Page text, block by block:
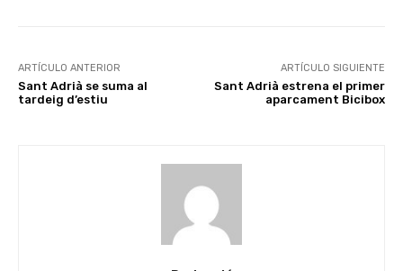
ARTÍCULO ANTERIOR
Sant Adrià se suma al
tardeig d’estiu
ARTÍCULO SIGUIENTE
Sant Adrià estrena el primer
aparcament Bicibox